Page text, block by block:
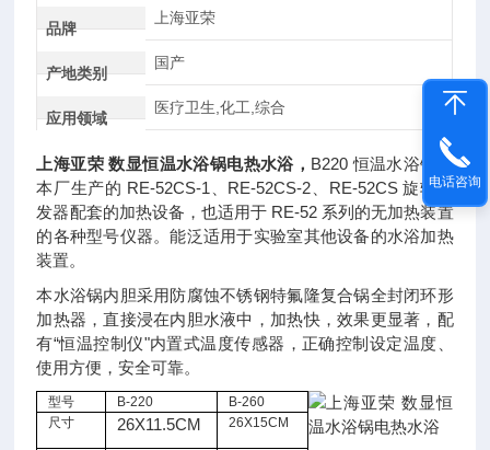
品牌
上海亚荣
产地类别
国产
应用领域
医疗卫生,化工,综合
上海亚荣 数显恒温水浴锅电热水浴， B220 恒温水浴锅为
本厂生产的 RE-52CS-1、RE-52CS-2、RE-52CS 旋转蒸
发器配套的加热设备，也适用于 RE-52 系列的无加热装置
的各种型号仪器。能泛适用于实验室其他设备的水浴加热
装置。
本水浴锅内胆采用防腐蚀不锈钢特氟隆复合锅全封闭环形
加热器，直接浸在内胆水液中，加热快，效果更显著，配
有“恒温控制仪"内置式温度传感器，正确控制设定温度、
使用方便，安全可靠。
型号 B-220
B-260
尺寸
26X11.5CM 26X15CM
电话咨询